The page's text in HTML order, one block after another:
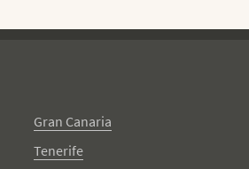
Gran Canaria
Tenerife